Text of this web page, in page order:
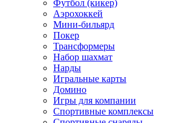
Футбол (кикер)
Аэрохоккей
Мини-бильярд
Покер
Трансформеры
Набор шахмат
Нарды
Игральные карты
Домино
Игры для компании
Спортивные комплексы